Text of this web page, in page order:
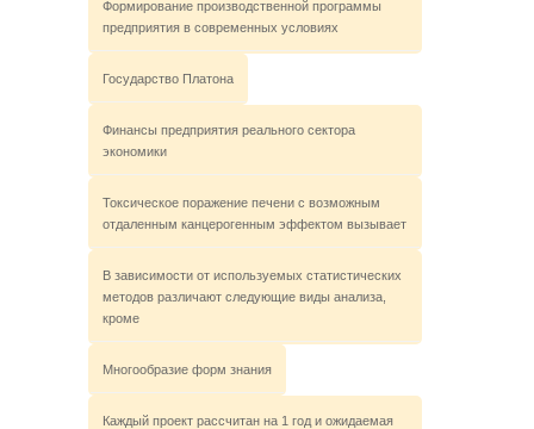
Формирование производственной программы
предприятия в современных условиях
Государство Платона
Финансы предприятия реального сектора
экономики
Токсическое поражение печени с возможным
отдаленным канцерогенным эффектом вызывает
В зависимости от используемых статистических
методов различают следующие виды анализа,
кроме
Многообразие форм знания
Каждый проект рассчитан на 1 год и ожидаемая